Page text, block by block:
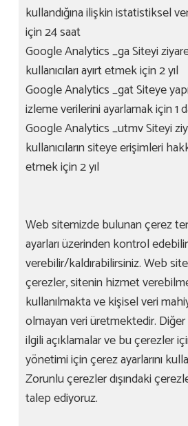
kullandığına ilişkin istatistiksel
için 24 saat
Google Analytics _ga Siteyi
kullanıcıları ayırt etmek için 2 yıl
Google Analytics _gat Siteye
izleme verilerini ayarlamak için 1
Google Analytics _utmv Siteyi
kullanıcıların siteye erişimleri
etmek için 2 yıl
Web sitemizde bulunan çerez
ayarları üzerinden kontrol
verebilir/kaldırabilirsiniz. Web
çerezler, sitenin hizmet
kullanılmakta ve kişisel veri
olmayan veri üretmektedir.
ilgili açıklamalar ve bu çerezler
yönetimi için çerez ayarlarını
Zorunlu çerezler dışındaki
talep ediyoruz.